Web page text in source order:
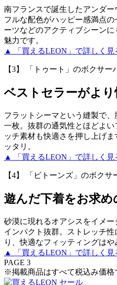
南フランスで誕生したアンダ
フルな配色がハッピー感満点
ーツなどのアクティブシーン
魅力です。
▲ 「買えるLEON」で詳しく見
【3】 「トゥート」のボクサー
ベストセラーがよ
フラットシーマという縫製で
一枚。抜群の通気性とほどよ
ッチ素材も快適さを押し上げ
ッタリ。
▲ 「買えるLEON」で詳しく見
【4】 「ビトーンズ」のボクサ
遊んだ下着をお求め
砂漠に現れるオアシスをイメ
インパクト抜群。ストレッチ
り、快適なフィッティングはや
▲ 「買えるLEON」で詳しく見
PAGE 3
※掲載商品はすべて税込み価格